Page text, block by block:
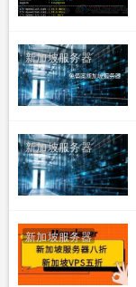
新加坡服务器
新加坡服务器
新加坡服务器